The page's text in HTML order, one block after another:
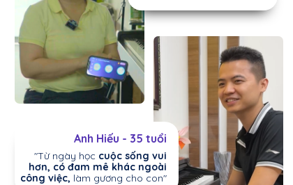
Anh Hiếu - 35 tuổi
"Từ ngày học cuộc sống vui
hơn, có đam mê khác ngoài
công việc, làm gương cho con"